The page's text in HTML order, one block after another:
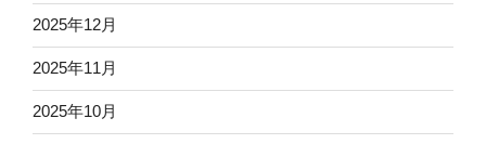
2025年12月
2025年11月
2025年10月